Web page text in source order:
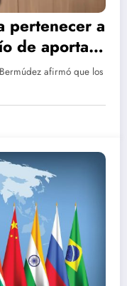
pertenecer a
de aportar
afirmó que los